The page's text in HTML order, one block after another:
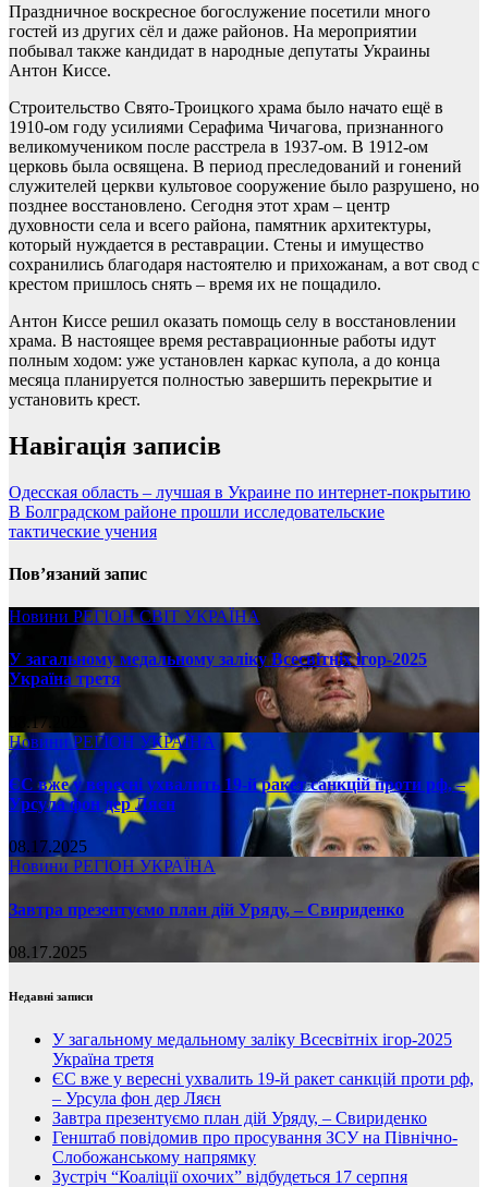
Праздничное воскресное богослужение посетили много
гостей из других сёл и даже районов. На мероприятии
побывал также кандидат в народные депутаты Украины
Антон Киссе.
Строительство Свято-Троицкого храма было начато ещё в
1910-ом году усилиями Серафима Чичагова, признанного
великомучеником после расстрела в 1937-ом. В 1912-ом
церковь была освящена. В период преследований и гонений
служителей церкви культовое сооружение было разрушено, но
позднее восстановлено. Сегодня этот храм – центр
духовности села и всего района, памятник архитектуры,
который нуждается в реставрации. Стены и имущество
сохранились благодаря настоятелю и прихожанам, а вот свод с
крестом пришлось снять – время их не пощадило.
Антон Киссе решил оказать помощь селу в восстановлении
храма. В настоящее время реставрационные работы идут
полным ходом: уже установлен каркас купола, а до конца
месяца планируется полностью завершить перекрытие и
установить крест.
Навігація записів
Одесская область – лучшая в Украине по интернет-покрытию
В Болградском районе прошли исследовательские
тактические учения
Пов’язаний запис
Новини РЕГІОНСВІТ УКРАЇНА
У загальному медальному заліку Всесвітніх ігор-2025
Україна третя
08.17.2025
НовиниРЕГІОН УКРАЇНА
ЄС вже у вересні ухвалить 19-й ракет санкцій проти рф, –
Урсула фон дер Ляєн
08.17.2025
Новини РЕГІОН УКРАЇНА
Завтра презентуємо план дій Уряду, – Свириденко
08.17.2025
Недавні записи
У загальному медальному заліку Всесвітніх ігор-2025
Україна третя
ЄС вже у вересні ухвалить 19-й ракет санкцій проти рф,
– Урсула фон дер Ляєн
Завтра презентуємо план дій Уряду, – Свириденко
Генштаб повідомив про просування ЗСУ на Північно-
Слобожанському напрямку
Зустріч “Коаліції охочих” відбудеться 17 серпня